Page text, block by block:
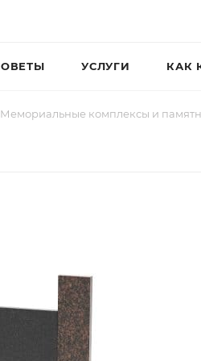
УСЛУГИ КАК
Мемориальные комплексы и